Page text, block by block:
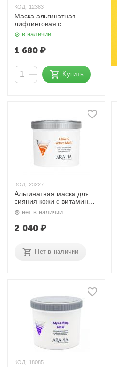
КОД: 12383
Маска альгинатная
лифтинговая с
экстрактом красного вина
Red-Wine Lifting 550 мл.
Aravia
в наличии
1 680₽
+
−
Купить
КОД: 23227
Альгинатная маска для
сияния кожи с витамином
С / Glow-C Active Mask
550 мл Aravia
нет в наличии
2 040₽
Нет в наличии
КОД: 18085